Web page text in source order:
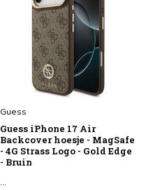
Guess
Guess iPhone 17 Air
Backcover hoesje - MagSafe
- 4G Strass Logo - Gold Edge
- Bruin
...